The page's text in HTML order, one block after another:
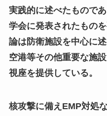
実践的に述べたもので
学会に発表されたもの
論は防衛施設を中心に
空港等その他重要な施
視座を提供している。
核攻撃に備えEMP対処